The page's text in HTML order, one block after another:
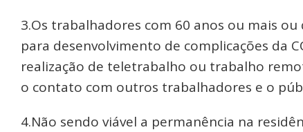
3.Os trabalhadores com 60 anos ou mais
para desenvolvimento de complicações da
realização de teletrabalho ou trabalho
o contato com outros trabalhadores e o
4.Não sendo viável a permanência na